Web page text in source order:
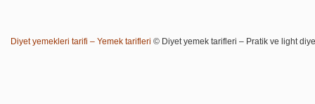
Diyet yemekleri tarifi – Yemek tarifleri © Diyet yemek tarifleri – Pratik ve light